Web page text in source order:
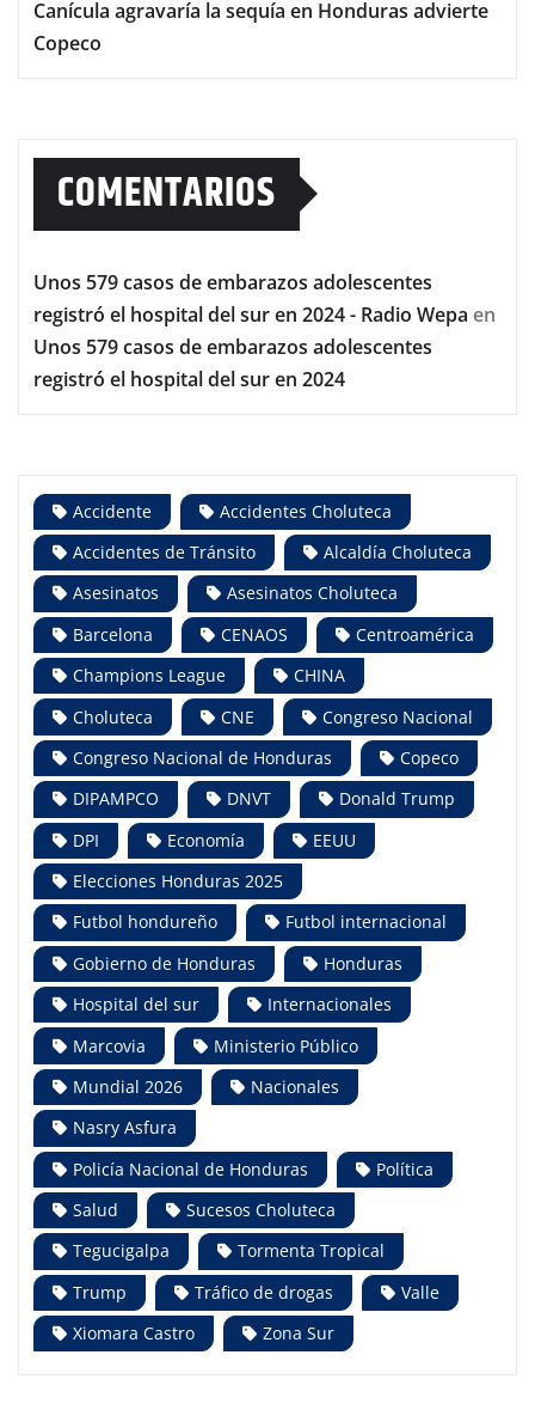
Canícula agravaría la sequía en Honduras advierte
Copeco
COMENTARIOS
Unos 579 casos de embarazos adolescentes
registró el hospital del sur en 2024 - Radio Wepa en
Unos 579 casos de embarazos adolescentes
registró el hospital del sur en 2024
Accidente
Accidentes Choluteca
Accidentes de Tránsito
Alcaldía Choluteca
Asesinatos
Asesinatos Choluteca
Barcelona
CENAOS
Centroamérica
Champions League
CHINA
Choluteca
CNE
Congreso Nacional
Congreso Nacional de Honduras
Copeco
DIPAMPCO
DNVT
Donald Trump
DPI
Economía
EEUU
Elecciones Honduras 2025
Futbol hondureño
Futbol internacional
Gobierno de Honduras
Honduras
Hospital del sur
Internacionales
Marcovia
Ministerio Público
Mundial 2026
Nacionales
Nasry Asfura
Policía Nacional de Honduras
Política
Salud
Sucesos Choluteca
Tegucigalpa
Tormenta Tropical
Trump
Tráfico de drogas
Valle
Xiomara Castro
Zona Sur